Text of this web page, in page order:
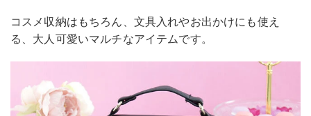
コスメ収納はもちろん、文具入れやお出かけにも使え
る、大人可愛いマルチなアイテムです。